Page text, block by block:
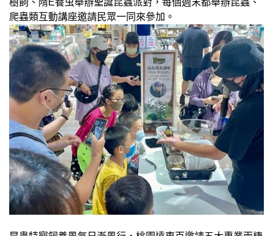
樹飼、隋E養虫舉辦聖誕昆蟲派對，每個週末都舉辦昆蟲、
爬蟲類互動講座邀請民眾一同來參加。